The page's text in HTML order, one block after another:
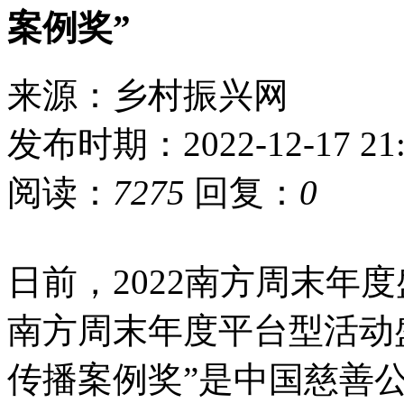
案例奖”
来源：乡村振兴网
发布时期：2022-12-17
阅读： 7275 回复： 0
日前，2022南方周末年
南方周末年度平台型活
传播案例奖”是中国慈善